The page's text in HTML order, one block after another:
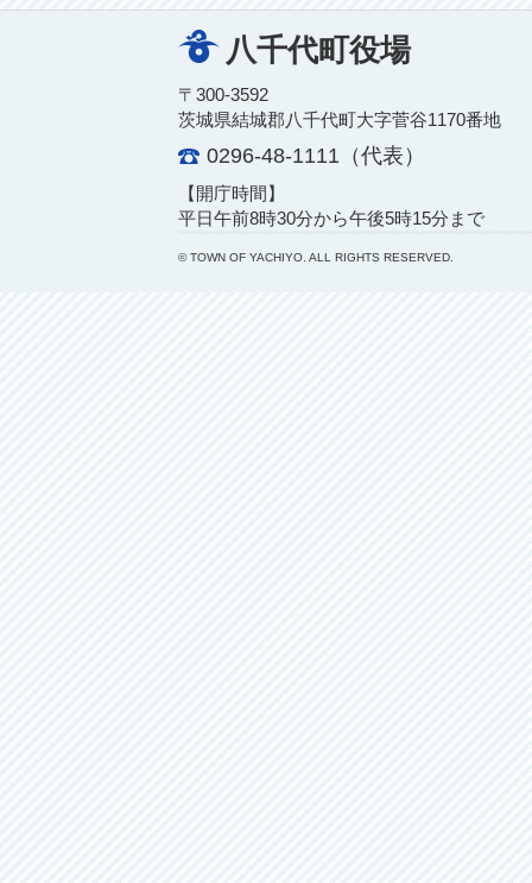
八千代町役場
〒300-3592
茨城県結城郡八千代町大字菅谷1170番地
0296-48-1111（代表）
【開庁時間】
平日午前8時30分から午後5時15分まで
© TOWN OF YACHIYO. ALL RIGHTS RESERVED.